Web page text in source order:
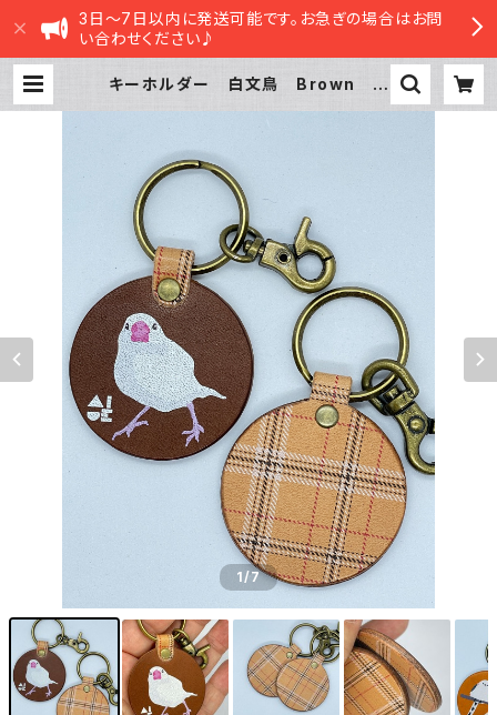
3日～7日以内に発送可能です。お急ぎの場合はお問
い合わせください♪
キーホルダー 白文鳥 Brown ブ
1/7